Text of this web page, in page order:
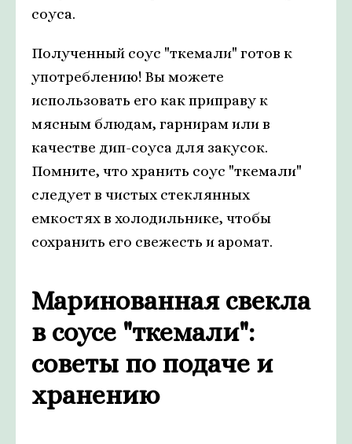
соуса.
Полученный соус "ткемали" готов к
употреблению! Вы можете
использовать его как приправу к
мясным блюдам, гарнирам или в
качестве дип-соуса для закусок.
Помните, что хранить соус "ткемали"
следует в чистых стеклянных
емкостях в холодильнике, чтобы
сохранить его свежесть и аромат.
Маринованная свекла
в соусе "ткемали":
советы по подаче и
хранению